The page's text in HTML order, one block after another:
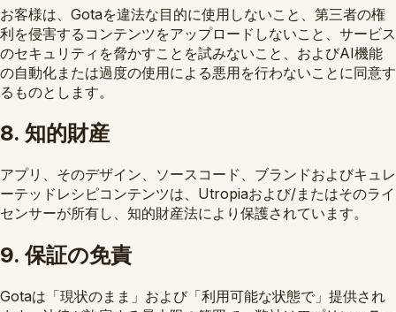
お客様は、Gotaを違法な目的に使用しないこと、第三者の権
利を侵害するコンテンツをアップロードしないこと、サービス
のセキュリティを脅かすことを試みないこと、およびAI機能
の自動化または過度の使用による悪用を行わないことに同意す
るものとします。
8. 知的財産
アプリ、そのデザイン、ソースコード、ブランドおよびキュレ
ーテッドレシピコンテンツは、Utropiaおよび/またはそのライ
センサーが所有し、知的財産法により保護されています。
9. 保証の免責
Gotaは「現状のまま」および「利用可能な状態で」提供され